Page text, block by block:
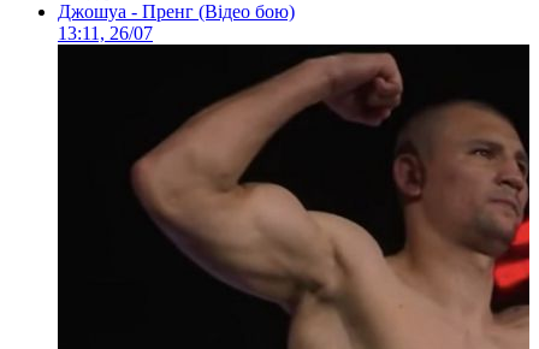
Джошуа - Пренг (Відео бою)
13:11, 26/07